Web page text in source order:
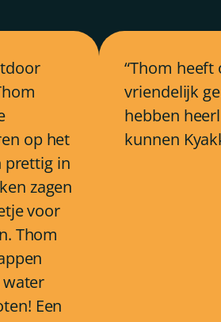
op het
prettig in
zagen
voor
Thom
Een
Thom heeft
vriendelijk
hebben
kunnen